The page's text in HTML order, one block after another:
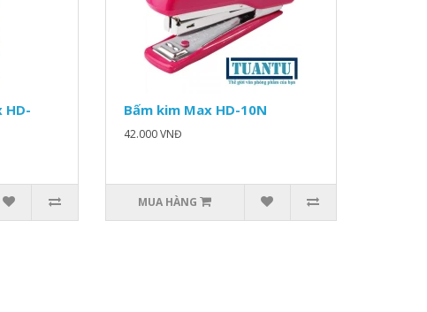
HD-
Bấm kim Max HD-10N
42.000 VNĐ
MUA HÀNG